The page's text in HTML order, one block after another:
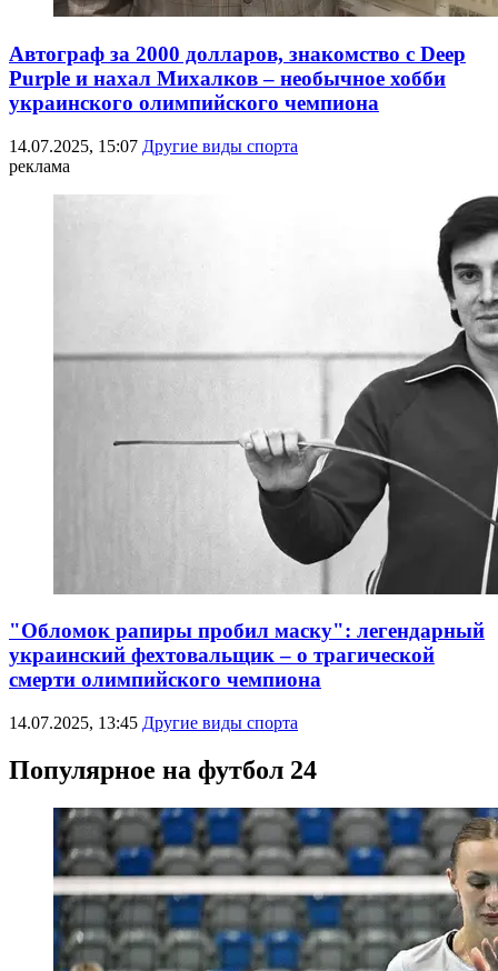
Автограф за 2000 долларов, знакомство с Deep
Purple и нахал Михалков – необычное хобби
украинского олимпийского чемпиона
14.07.2025, 15:07 Другие виды спорта
реклама
"Обломок рапиры пробил маску": легендарный
украинский фехтовальщик – о трагической
смерти олимпийского чемпиона
14.07.2025, 13:45 Другие виды спорта
Популярное на футбол 24